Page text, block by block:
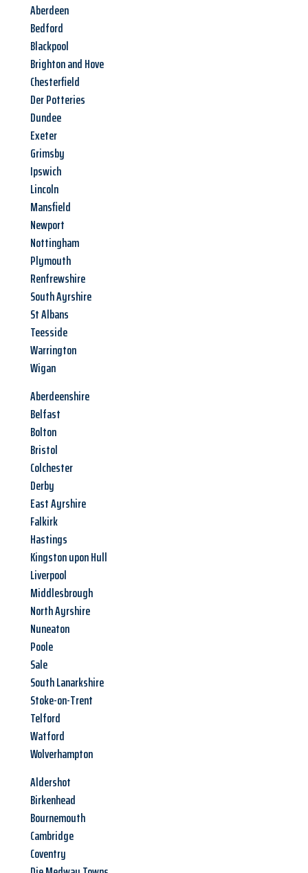
Aberdeen
Bedford
Blackpool
Brighton and Hove
Chesterfield
Der Potteries
Dundee
Exeter
Grimsby
Ipswich
Lincoln
Mansfield
Newport
Nottingham
Plymouth
Renfrewshire
South Ayrshire
St Albans
Teesside
Warrington
Wigan
Aberdeenshire
Belfast
Bolton
Bristol
Colchester
Derby
East Ayrshire
Falkirk
Hastings
Kingston upon Hull
Liverpool
Middlesbrough
North Ayrshire
Nuneaton
Poole
Sale
South Lanarkshire
Stoke-on-Trent
Telford
Watford
Wolverhampton
Aldershot
Birkenhead
Bournemouth
Cambridge
Coventry